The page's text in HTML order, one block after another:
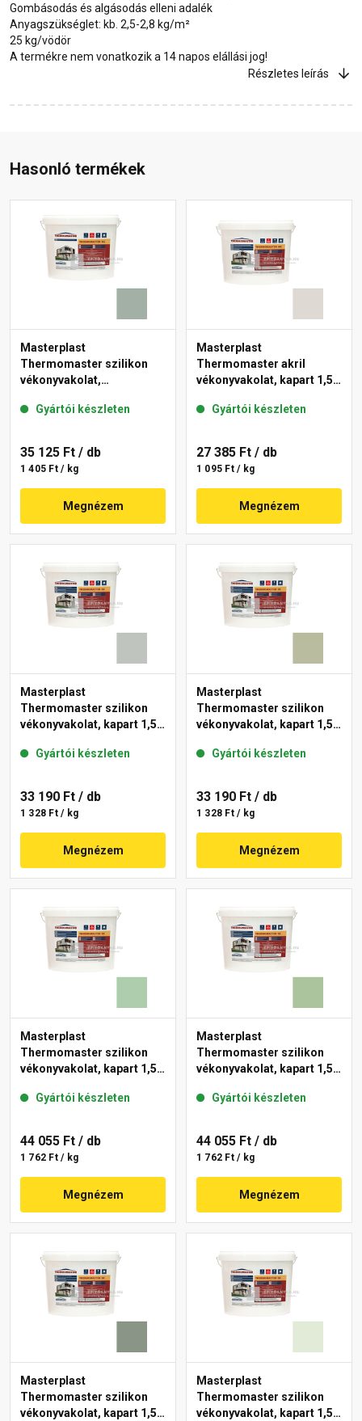
Gombásodás és algásodás elleni adalék
Anyagszükséglet: kb. 2,5-2,8 kg/m²
25 kg/vödör
A termékre nem vonatkozik a 14 napos elállási jog!
Részletes leírás
Hasonló termékek
Masterplast
Thermomaster szilikon
vékonyvakolat,
43-D 25 kg
Gyártói készleten
35 125 Ft / db
1 405 Ft / kg
Megnézem
Masterplast
Thermomaster akril
vékonyvakolat, kapart 1,5
Gyártói készleten
27 385 Ft / db
1 095 Ft / kg
Megnézem
Masterplast
Thermomaster szilikon
vékonyvakolat, kapart 1,5
Gyártói készleten
33 190 Ft / db
1 328 Ft / kg
Megnézem
Masterplast
Thermomaster szilikon
vékonyvakolat, kapart 1,5
Gyártói készleten
33 190 Ft / db
1 328 Ft / kg
Megnézem
Masterplast
Thermomaster szilikon
vékonyvakolat, kapart 1,5
Gyártói készleten
44 055 Ft / db
1 762 Ft / kg
Megnézem
Masterplast
Thermomaster szilikon
vékonyvakolat, kapart 1,5
Gyártói készleten
44 055 Ft / db
1 762 Ft / kg
Megnézem
Masterplast
Thermomaster szilikon
vékonyvakolat, kapart 1,5
Masterplast
Thermomaster szilikon
vékonyvakolat, kapart 1,5